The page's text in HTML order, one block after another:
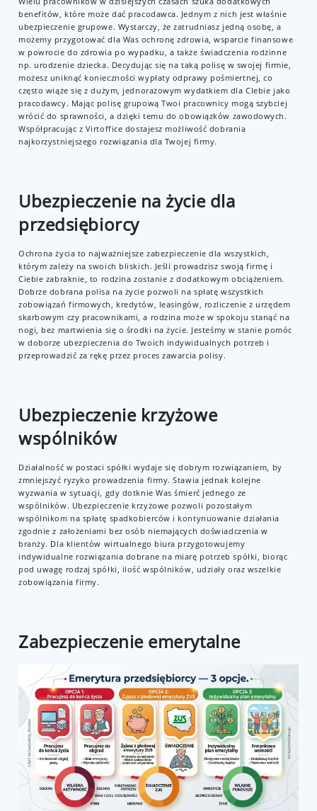
benefitów, które może dać pracodawca. Jednym z nich jest właśnie
ubezpieczenie grupowe. Wystarczy, że zatrudniasz jedną osobę, a
możemy przygotować dla Was ochronę zdrowia, wsparcie finansowe
w powrocie do zdrowia po wypadku, a także świadczenia rodzinne
np. urodzenie dziecka. Decydując się na taką polisę w swojej firmie,
możesz uniknąć konieczności wypłaty odprawy pośmiertnej, co
często wiąże się z dużym, jednorazowym wydatkiem dla CIebie jako
pracodawcy. Mając polisę grupową Twoi pracownicy mogą szybciej
wrócić do sprawności, a dzięki temu do obowiązków zawodowych.
Współpracując z Virtoffice dostajesz możliwość dobrania
najkorzystniejszego rozwiązania dla Twojej firmy.
Ubezpieczenie na życie dla
przedsiębiorcy
Ochrona życia to najważniejsze zabezpieczenie dla wszystkich,
którym zależy na swoich bliskich. Jeśli prowadzisz swoją firmę i
Ciebie zabraknie, to rodzina zostanie z dodatkowym obciążeniem.
Dobrze dobrana polisa na życie pozwoli na spłatę wszystkich
zobowiązań firmowych, kredytów, leasingów, rozliczenie z urzędem
skarbowym czy pracownikami, a rodzina może w spokoju stanąć na
nogi, bez martwienia się o środki na życie. Jesteśmy w stanie pomóc
w doborze ubezpieczenia do Twoich indywidualnych potrzeb i
przeprowadzić za rękę przez proces zawarcia polisy.
Ubezpieczenie krzyżowe
wspólników
Działalność w postaci spółki wydaje się dobrym rozwiązaniem, by
zmniejszyć ryzyko prowadzenia firmy. Stawia jednak kolejne
wyzwania w sytuacji, gdy dotknie Was śmierć jednego ze
wspólników. Ubezpieczenie krzyżowe pozwoli pozostałym
wspólnikom na spłatę spadkobierców i kontynuowanie działania
zgodnie z założeniami bez osób niemających doświadczenia w
branży. Dla klientów wirtualnego biura przygotowujemy
indywidualne rozwiązania dobrane na miarę potrzeb spółki, biorąc
pod uwagę rodzaj spółki, ilość wspólników, udziały oraz wszelkie
zobowiązania firmy.
Zabezpieczenie emerytalne